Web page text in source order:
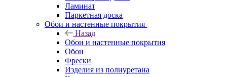
Ламинат
Паркетная доска
Обои и настенные покрытия
Назад
Обои и настенные покрытия
Обои
Фрески
Изделия из полиуретана